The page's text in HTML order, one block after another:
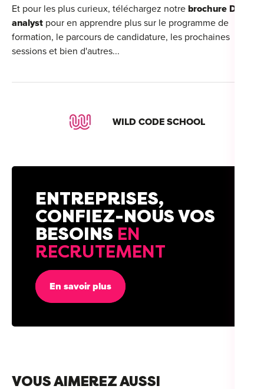
Et pour les plus curieux, téléchargez notre brochure Data
analyst pour en apprendre plus sur le programme de
formation, le parcours de candidature, les prochaines
sessions et bien d'autres...
WILD CODE SCHOOL
ENTREPRISES,
CONFIEZ-NOUS VOS
BESOINS EN
RECRUTEMENT
En savoir plus
VOUS AIMEREZ AUSSI